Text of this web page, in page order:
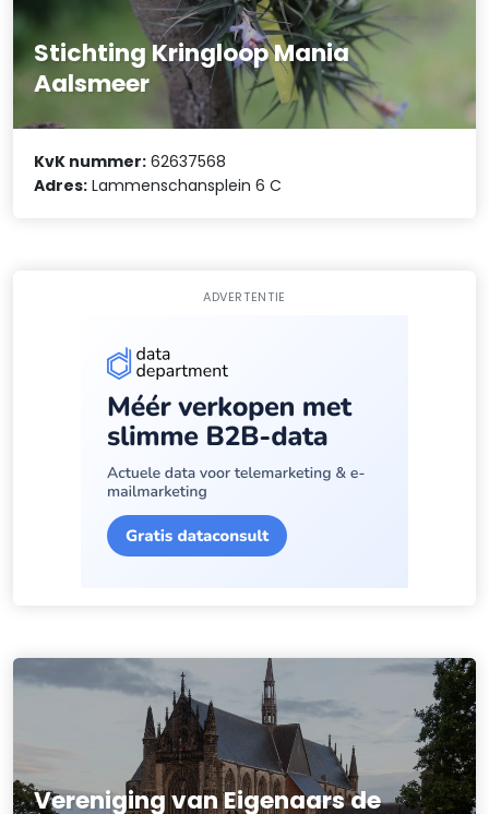
Stichting Kringloop Mania
Aalsmeer
KvK nummer: 62637568
Adres: Lammenschansplein 6 C
ADVERTENTIE
Vereniging van Eigenaars de